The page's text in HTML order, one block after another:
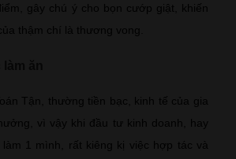
gây chú ý cho bọn cướp giật, khiến
thậm chí là thương vong.
Tận, thường tiền bạc, kinh tế của gia
vì vậy khi đầu tư kinh doanh, hay
1 mình, rất kiêng kị việc hợp tác và